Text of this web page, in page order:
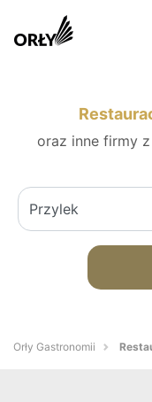
oraz inne firmy
Orły Gastronomii